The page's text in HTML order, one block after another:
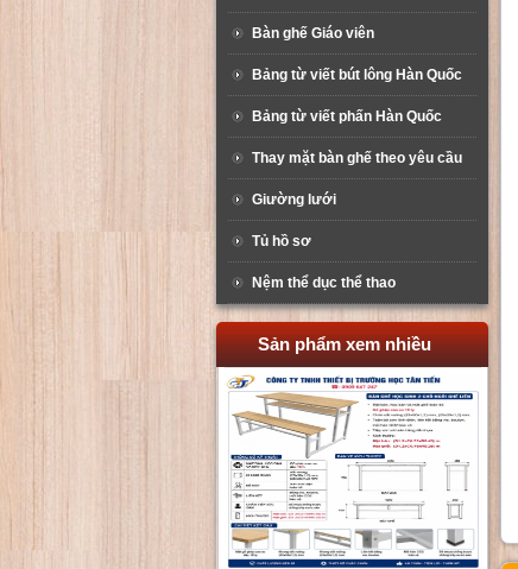
Bàn ghế Giáo viên
Bảng từ viết bút lông Hàn Quốc
Bảng từ viết phấn Hàn Quốc
Thay mặt bàn ghế theo yêu cầu
Giường lưới
Tủ hồ sơ
Nệm thể dục thể thao
Sản phẩm xem nhiều